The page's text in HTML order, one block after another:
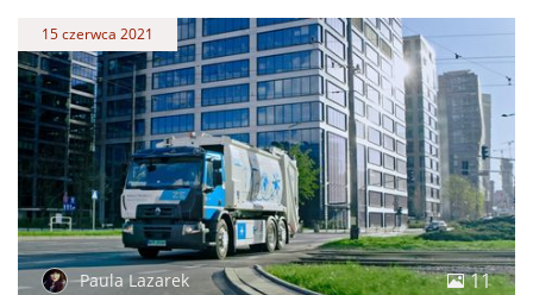
15 czerwca 2021
Paula Lazarek 11